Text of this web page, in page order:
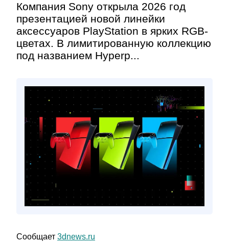
Компания Sony открыла 2026 год
презентацией новой линейки
аксессуаров PlayStation в ярких RGB-
цветах. В лимитированную коллекцию
под названием Hyperp...
Сообщает 3dnews.ru